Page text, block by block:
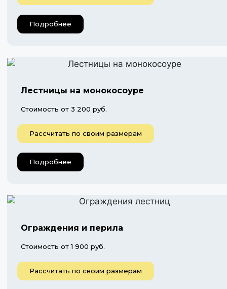
Подробнее
Лестницы на монокосоуре
Стоимость от 3 200 руб.
Рассчитать по своим размерам
Подробнее
Ограждения и перила
Стоимость от 1 900 руб.
Рассчитать по своим размерам